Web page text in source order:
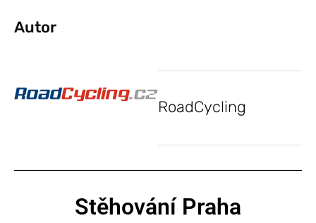
Autor
RoadCycling
Stěhování Praha